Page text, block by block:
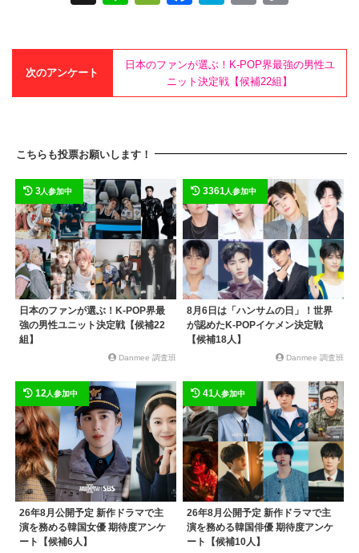
e C
h
at
c
e
b
o
k
e
n
a
ail p
y
Li
k
次のアンケート
日本のファンが選ぶ！K-POP界最強の男性ユ
ニット決定戦【候補22組】
こちらも投票お願いします！
3人参加中
日本のファンが選ぶ！K-POP界最
強の男性ユニット決定戦【候補22
組】
Danmee 調査班
3361人参加中
8月6日は「ハンサムの日」！世界
が認めたK-POPイケメン決定戦
【候補18人】
Danmee 調査班
12人参加中
26年8月公開予定 新作ドラマで主
演を務める韓国女優 期待度アンケ
ート【候補6人】
41人参加中
26年8月公開予定 新作ドラマで主
演を務める韓国俳優 期待度アンケ
ート【候補10人】